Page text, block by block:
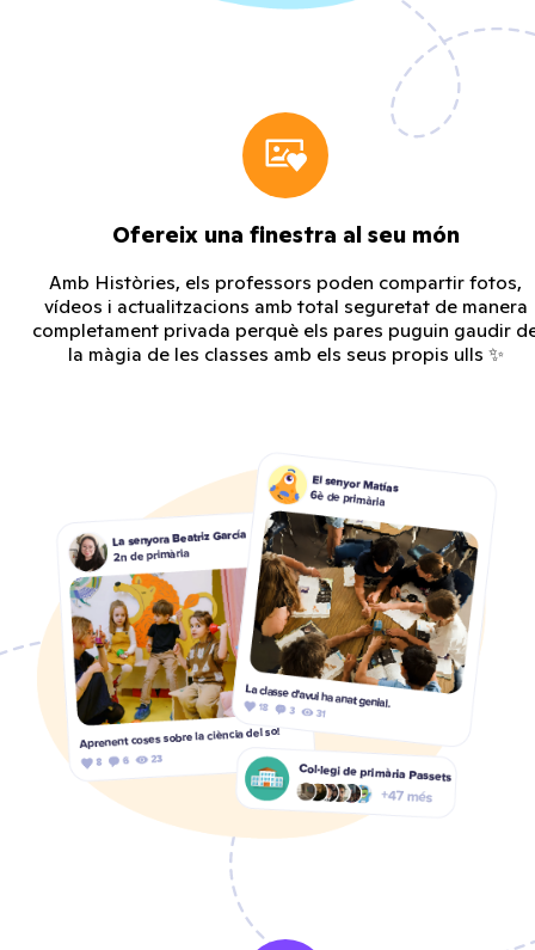
Ofereix una finestra al seu món
Amb Històries, els professors poden compartir fotos,
vídeos i actualitzacions amb total seguretat de manera
completament privada perquè els pares puguin gaudir
la màgia de les classes amb els seus propis ulls ✨